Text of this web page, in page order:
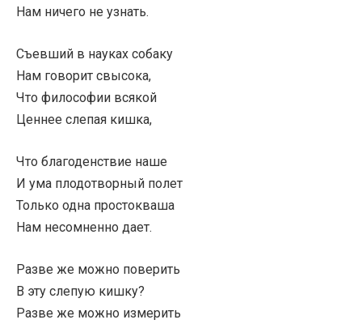
Нам ничего не узнать.
Съевший в науках собаку
Нам говорит свысока,
Что философии всякой
Ценнее слепая кишка,
Что благоденствие наше
И ума плодотворный полет
Только одна простокваша
Нам несомненно дает.
Разве же можно поверить
В эту слепую кишку?
Разве же можно измерить